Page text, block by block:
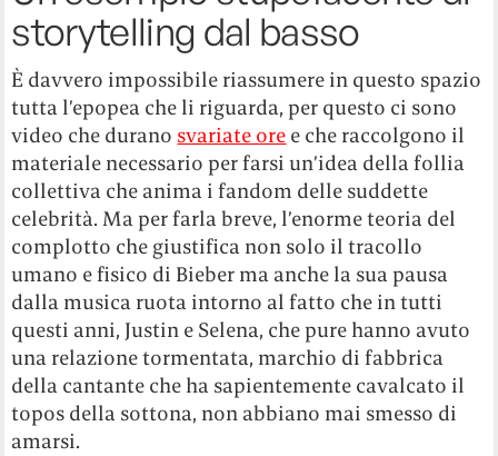
storytelling dal basso
È davvero impossibile riassumere in questo spazio
tutta l’epopea che li riguarda, per questo ci sono
video che durano svariate ore e che raccolgono il
materiale necessario per farsi un’idea della follia
collettiva che anima i fandom delle suddette
celebrità. Ma per farla breve, l’enorme teoria del
complotto che giustifica non solo il tracollo
umano e fisico di Bieber ma anche la sua pausa
dalla musica ruota intorno al fatto che in tutti
questi anni, Justin e Selena, che pure hanno avuto
una relazione tormentata, marchio di fabbrica
della cantante che ha sapientemente cavalcato il
topos della sottona, non abbiano mai smesso di
amarsi.